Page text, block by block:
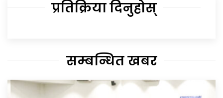
प्रतिक्रिया दिनुहोस्
सम्बन्धित खबर